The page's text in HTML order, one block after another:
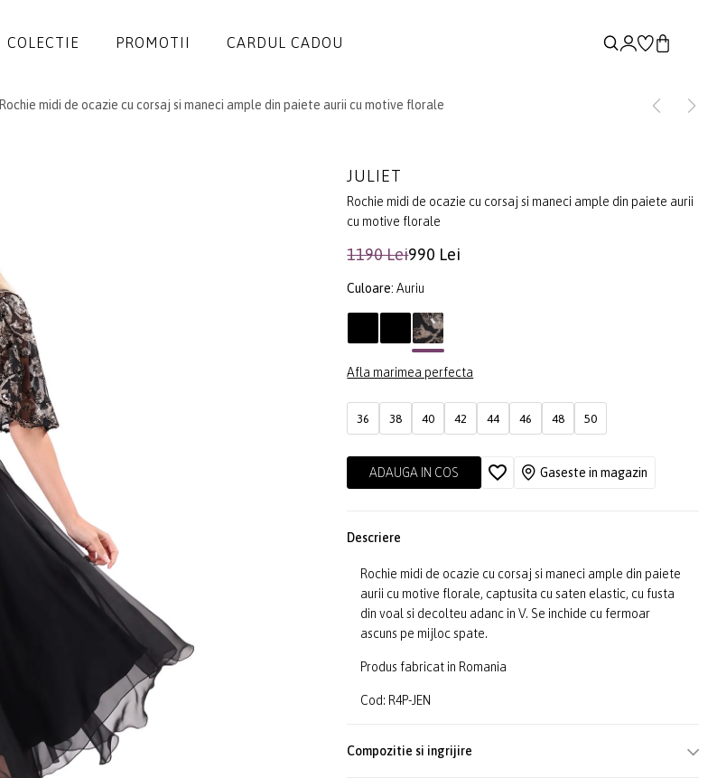
COLECTIE PROMOTII CARDUL CADOU
Rochie midi de ocazie cu corsaj si maneci ample din paiete aurii cu motive florale
JULIET
Rochie midi de ocazie cu corsaj si maneci ample din paiete aurii
cu motive florale
1190 Lei990 Lei
Culoare:Auriu
Afla marimea perfecta
36 38 40 42 44 46 48 50
ADAUGA IN COS Gaseste in magazin
Descriere
Rochie midi de ocazie cu corsaj si maneci ample din paiete
aurii cu motive florale, captusita cu saten elastic, cu fusta
din voal si decolteu adanc in V. Se inchide cu fermoar
ascuns pe mijloc spate.
Produs fabricat in Romania
Cod: R4P-JEN
Compozitie si ingrijire